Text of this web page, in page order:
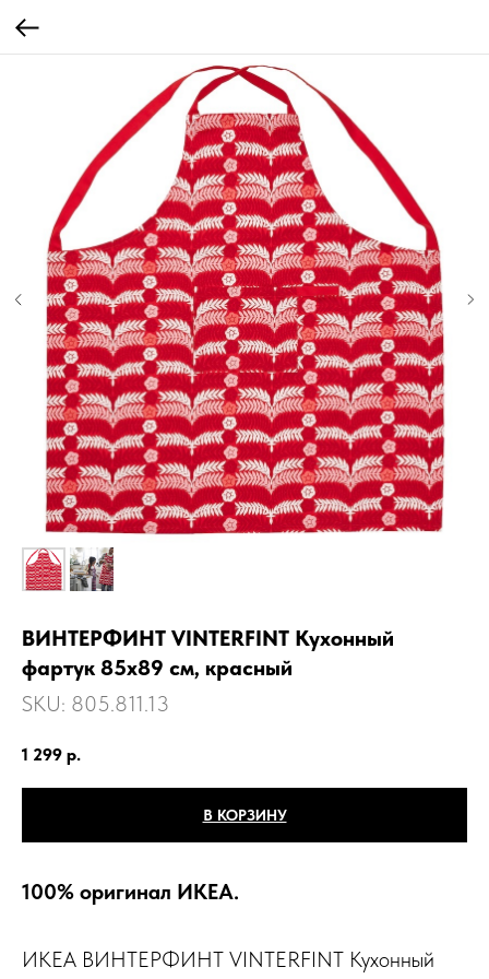
ВИНТЕРФИНТ VINTERFINT Кухонный
фартук 85х89 см, красный
SKU: 805.811.13
1 299 р.
В КОРЗИНУ
100% оригинал ИКЕА.
ИКЕА ВИНТЕРФИНТ VINTERFINT Кухонный